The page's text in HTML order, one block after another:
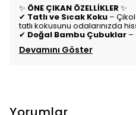
✨ ÖNE ÇIKAN ÖZELLİKLER ✨
✔ Tatlı ve Sıcak Koku –
tatlı kokusunu odalarınızda
✔ Doğal Bambu Çubuklar –
Devamını Göster